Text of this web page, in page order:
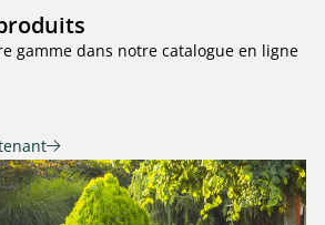
gamme dans notre catalogue en ligne